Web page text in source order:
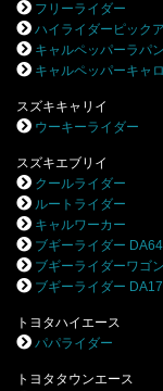
フリーライダー
ハイライダーピック
キャルペッパーラパン
キャルペッパーキャ
スズキキャリイ
ウーキーライダー
スズキエブリイ
クールライダー
ルートライダー
キャルワーカー
ブギーライダー DA64
ブギーライダーワゴ
ブギーライダー DA17
トヨタハイエース
パパライダー
トヨタタウンエース